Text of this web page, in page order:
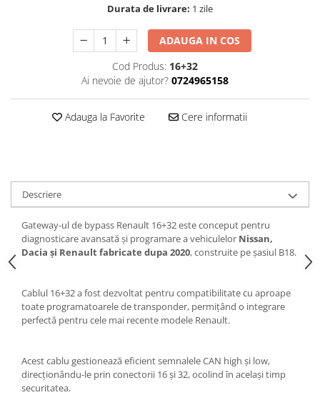
Durata de livrare: 1 zile
ADAUGA IN COS
Cod Produs: 16+32
Ai nevoie de ajutor? 0724965158
Adauga la Favorite Cere informatii
Descriere
Gateway-ul de bypass Renault 16+32 este conceput pentru
diagnosticare avansată și programare a vehiculelor Nissan,
Dacia și Renault fabricate dupa 2020, construite pe șasiul B18.
Cablul 16+32 a fost dezvoltat pentru compatibilitate cu aproape
toate programatoarele de transponder, permițând o integrare
perfectă pentru cele mai recente modele Renault.
Acest cablu gestionează eficient semnalele CAN high și low,
direcționându-le prin conectorii 16 și 32, ocolind în același timp
securitatea.